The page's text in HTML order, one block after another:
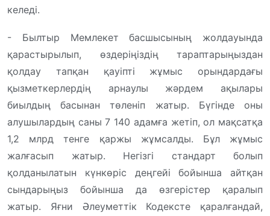
келеді.
- Былтыр Мемлекет басшысының жолдауында
қарастырылып, өздеріңіздің тараптарыңыздан
қолдау тапқан қауіпті жұмыс орындардағы
қызметкерлердің арнаулы жәрдем ақылары
биылдың басынан төленіп жатыр. Бүгінде оны
алушылардың саны 7 140 адамға жетіп, ол мақсатқа
1,2 млрд тенге қаржы жұмсалды. Бұл жұмыс
жалғасып жатыр. Негізгі стандарт болып
қолданылатын күнкөріс деңгейі бойынша айтқан
сындарыңыз бойынша да өзгерістер қаралып
жатыр. Яғни Әлеуметтік Кодексте қаралғандай,